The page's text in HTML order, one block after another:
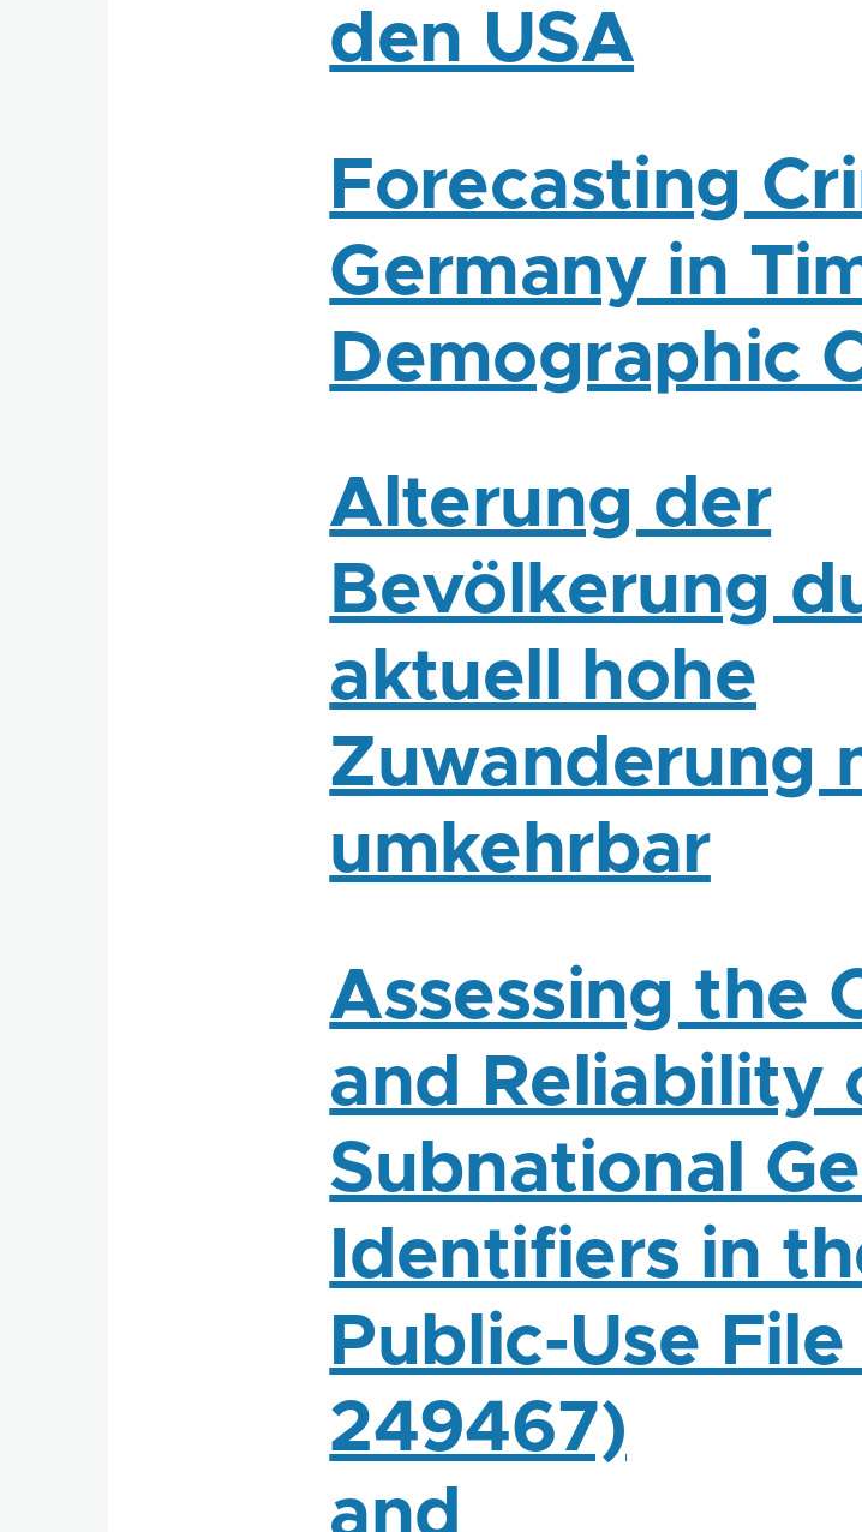
den USA
Forecasting
Germany in
Demographic
Alterung der
Bevölkerung
aktuell hohe
Zuwanderung
umkehrbar
Assessing the
and Reliability
Subnational
Identifiers in
Public-Use File
249467)
and